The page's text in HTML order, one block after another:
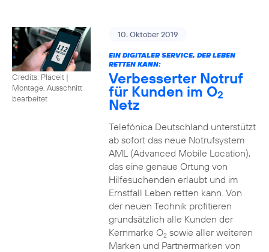
Credits: Placeit |
Montage, Ausschnitt
bearbeitet
10. Oktober 2019
EIN DIGITALER SERVICE, DER LEBEN
RETTEN KANN:
Verbesserter Notruf
für Kunden im O2
Netz
Telefónica Deutschland unterstützt
ab sofort das neue Notrufsystem
AML (Advanced Mobile Location),
das eine genaue Ortung von
Hilfesuchenden erlaubt und im
Ernstfall Leben retten kann. Von
der neuen Technik profitieren
grundsätzlich alle Kunden der
Kernmarke O2sowie aller weiteren
Marken und Partnermarken von